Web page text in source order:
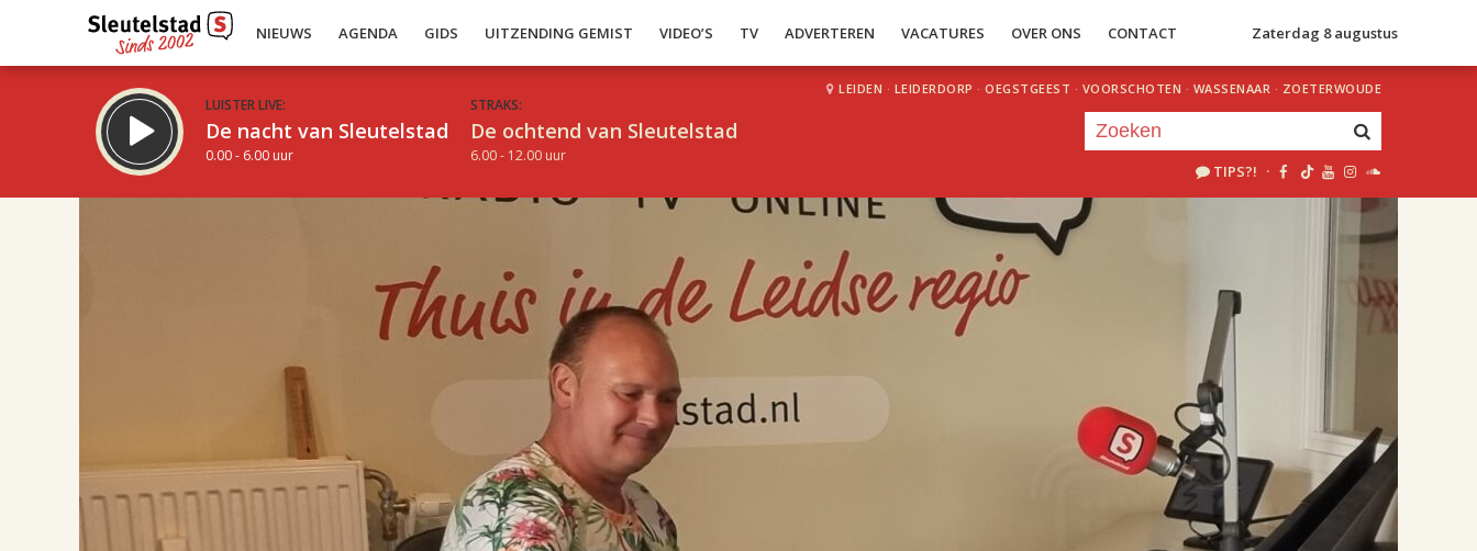
NIEUWS AGENDA GIDS UITZENDING GEMIST VIDEO’S TV ADVERTEREN VACATURES OVER ONS CONTACT Zaterdag 8 augustus
LUISTER LIVE:
De nacht van Sleutelstad
0.00 - 6.00 uur
STRAKS:
De ochtend van Sleutelstad
6.00 - 12.00 uur
LEIDEN · LEIDERDORP · OEGSTGEEST · VOORSCHOTEN · WASSENAAR · ZOETERWOUDE
TIPS?! ·
uur 1 van 2
Volgend uur